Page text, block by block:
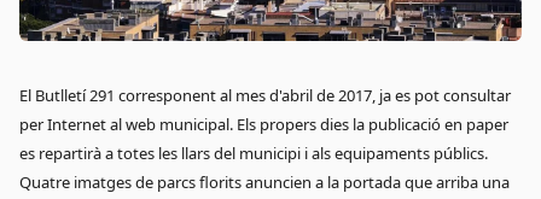
El Butlletí 291 corresponent al mes d'abril de 2017, ja es pot consultar
per Internet al web municipal. Els propers dies la publicació en paper
es repartirà a totes les llars del municipi i als equipaments públics.
Quatre imatges de parcs florits anuncien a la portada que arriba una